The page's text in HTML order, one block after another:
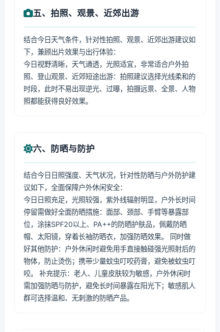
五、拍照、观景、近郊出游
结合今日天气条件，针对性拍照、观景、近郊出游建议如
下，兼顾出片效果与出行体验：
今日视野清晰，天气通透，光照适宜，非常适合户外拍
照、登山观景、近郊短途出游：拍照建议选择光线柔和的
时段，此时不易出现逆光、过曝，拍摄远景、全景、人物
照都能获得良好效果。
六、防晒与防护
结合今日日照强度、天气状况，针对性防晒与户外防护建
议如下，全面保障户外休闲安全：
今日日照充足，光照较强，紫外线辐射明显，户外长时间
停留需做好全面防晒措施：面部、颈部、手臂等暴露部
位，涂抹SPF20以上、PA++的防晒护肤品，佩戴防晒
帽、太阳镜，穿着长袖防晒衣，加强防晒效果。 同时做
好其他防护：户外休闲时避免用手直接触碰强光照射后的
物体，防止烫伤；携带少量蚊虫叮咬药膏，避免被蚊虫叮
咬。 补充提示：老人、儿童皮肤较为敏感，户外休闲时
需加强防晒与防护，避免长时间暴露在阳光下；敏感肌人
群可选择温和、无刺激的防晒产品。